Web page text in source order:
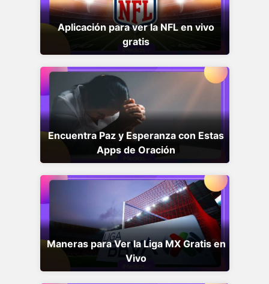
Aplicación para ver la NFL en vivo
gratis
Encuentra Paz y Esperanza con Estas
Apps de Oración
Maneras para Ver la Liga MX Gratis en
Vivo